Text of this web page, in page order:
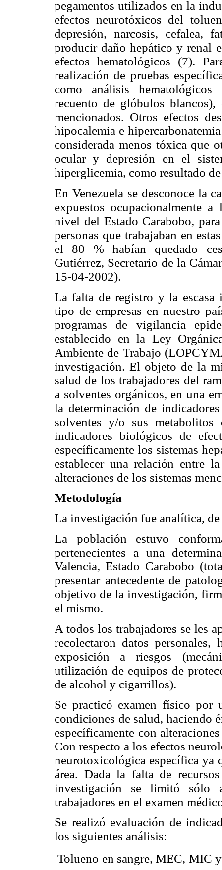
pegamentos utilizados en la
efectos neurotóxicos del
depresión, narcosis, cefalea,
producir daño hepático y renal
efectos hematológicos (7).
realización de pruebas
como análisis
recuento de glóbulos
mencionados. Otros efectos
hipocalemia e
considerada menos tóxica que
ocular y depresión en el
hiperglicemia, como resultado
En Venezuela se desconoce la
expuestos ocupacionalmente
nivel del Estado Carabobo,
personas que trabajaban en
el 80 % habían quedado
Gutiérrez, Secretario de la
15-04-2002).
La falta de registro y la escasa
tipo de empresas en nuestro
programas de vigilancia
establecido en la Ley
Ambiente de Trabajo
investigación. El objeto de la
salud de los trabajadores del
a solventes orgánicos, en una
la determinación de
solventes y/o sus
indicadores biológicos de
específicamente los sistemas
establecer una relación entre
alteraciones de los sistemas
Metodología
La investigación fue analítica,
La población estuvo
pertenecientes a una
Valencia, Estado Carabobo
presentar antecedente de
objetivo de la investigación,
el mismo.
A todos los trabajadores se les
recolectaron datos personales,
exposición a riesgos
utilización de equipos de
de alcohol y cigarrillos).
Se practicó examen físico por
condiciones de salud, haciendo
específicamente con
Con respecto a los efectos
neurotoxicológica específica ya
área. Dada la falta de
investigación se limitó sólo
trabajadores en el examen
Se realizó evaluación de
los siguientes análisis:
 Tolueno en sangre, MEC,